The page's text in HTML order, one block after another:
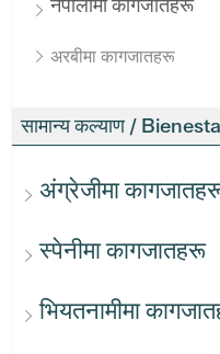
नेपालीमा कागजातहरू
अरबीमा कागजातहरू
सामान्य कल्याण /
अंग्रेजीमा
स्पेनीमा कागजातहरू
भियतनामीमा